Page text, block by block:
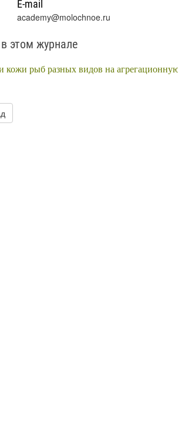
E-mail
academy@molochnoe.ru
этом журнале
кожи рыб разных видов на